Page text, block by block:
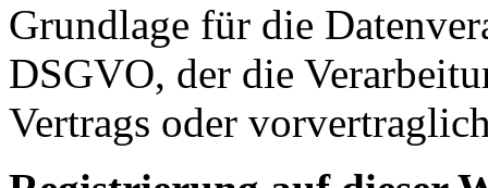
Grundlage für die
DSGVO, der die
Vertrags oder